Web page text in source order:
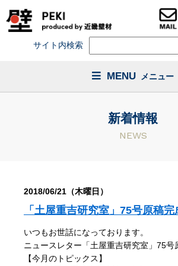
サイト内検索
MENU メニュー
新着情報
NEWS
2018/06/21（木曜日）
「土屋重吉研究室」75号原稿完
いつもお世話になっております。
ニュースレター「土屋重吉研究室」75号
【今月のトピックス】